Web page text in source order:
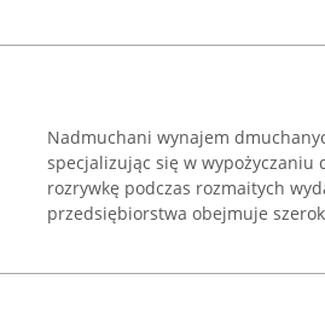
Nadmuchani wynajem
specjalizując się w
rozrywkę podczas rozmaitych
przedsiębiorstwa obejmuje